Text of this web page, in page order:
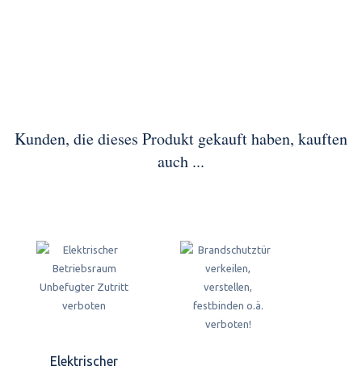
Kunden, die dieses Produkt gekauft haben, kauften
auch ...
Elektrischer